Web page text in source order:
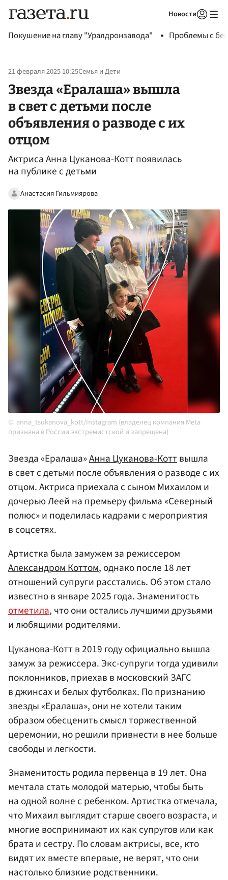
Новости
Покушение на главу "Уралдронзавода" Проблемы с
21 февраля 2025 10:25Семья и Дети
Звезда «Ералаша» вышла
в свет с детьми после
объявления о разводе с их
отцом
Актриса Анна Цуканова-Котт появилась
на публике с детьми
Анастасия Гильмиярова
anna_tsukanova_kott/Instagram (владелец компания Meta
признана в России экстремистской и запрещена)
Звезда «Ералаша»Анна Цуканова-Коттвышла
в свет с детьми после объявления о разводе с их
отцом. Актриса приехала с сыном Михаилом и
дочерью Леей на премьеру фильма «Северный
полюс» и поделилась кадрами с мероприятия
в соцсетях.
Артистка была замужем за режиссером
Александром Коттом, однако после 18 лет
отношений супруги расстались. Об этом стало
известно в январе 2025 года. Знаменитость
отметила, что они остались лучшими друзьями
и любящими родителями.
Цуканова-Котт в 2019 году официально вышла
замуж за режиссера. Экс-супруги тогда удивили
поклонников, приехав в московский ЗАГС
в джинсах и белых футболках. По признанию
звезды «Ералаша», они не хотели таким
образом обесценить смысл торжественной
церемонии, но решили привнести в нее больше
свободы и легкости.
Знаменитость родила первенца в 19 лет. Она
мечтала стать молодой матерью, чтобы быть
на одной волне с ребенком. Артистка отмечала,
что Михаил выглядит старше своего возраста, и
многие воспринимают их как супругов или как
брата и сестру. По словам актрисы, все, кто
видят их вместе впервые, не верят, что они
настолько близкие родственники.